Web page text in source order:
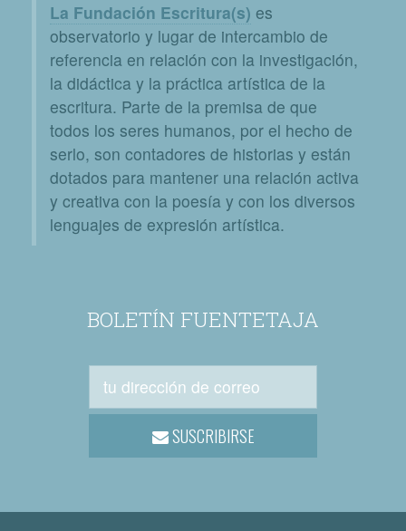
La Fundación Escritura(s) es
observatorio y lugar de intercambio de
referencia en relación con la investigación,
la didáctica y la práctica artística de la
escritura. Parte de la premisa de que
todos los seres humanos, por el hecho de
serlo, son contadores de historias y están
dotados para mantener una relación activa
y creativa con la poesía y con los diversos
lenguajes de expresión artística.
BOLETÍN FUENTETAJA
SUSCRIBIRSE